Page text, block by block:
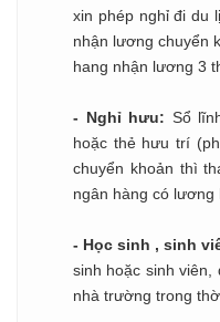
xin phép nghỉ đi du
nhận lương chuyển
hang nhận lương 3
- Nghỉ hưu: Sổ
hoặc thẻ hưu trí
chuyển khoản thì
ngân hàng có lương
- Học sinh , sinh
sinh hoặc sinh viên,
nhà trường trong